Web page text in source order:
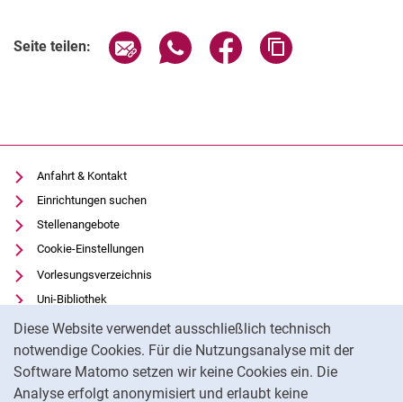
Diese Website verwendet ausschließlich technisch
notwendige Cookies. Für die Nutzungsanalyse mit der
Software Matomo setzen wir keine Cookies ein. Die
Analyse erfolgt anonymisiert und erlaubt keine
Seite teilen: Seite über E-Mail teilen
Seite über WhatsApp teilen
Seite über Facebook
Anfahrt & Kontakt
Einrichtungen suchen
Stellenangebote
Cookie-Einstellungen
Vorlesungsverzeichnis
Uni-Bibliothek
Moodle
Panopto
Datenschutz
Barrierefreiheit